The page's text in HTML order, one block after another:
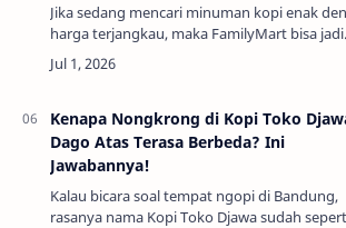
Jika sedang mencari minuman kopi enak
harga terjangkau, maka FamilyMart bisa jadi
pilihan tepat. FamilyMart adalah jaringan
waralaba toko serba ada yang berasal dari
Kenapa Nongkrong di Kopi Toko
Dago Atas Terasa Berbeda? Ini
Jawabannya!
Kalau bicara soal tempat ngopi di Bandung,
rasanya nama Kopi Toko Djawa sudah